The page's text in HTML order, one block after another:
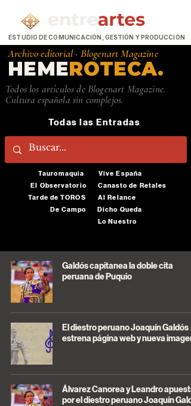
ESTUDIO DE COMUNICACIÓN, GESTIÓN Y PRODUCCIÓN
Archivo editorial · Blogenart Magazine
HEMEROTECA.
Todos los artículos de Blogenart Magazine.
Cultura española sin complejos.
Todas las Entradas
Tauromaquia
El Observatorio
Tarde de TOROS
De Campo
Vive España
Canasto de Retales
Al Relance
Dicho Queda
Lo Nuestro
Galdós capitanea la doble cita
peruana de Puquio
El diestro peruano Joaquín Galdós
estrena página web y nueva imagen
Álvarez Canorea y Leandro
por el diestro peruano Joaquín